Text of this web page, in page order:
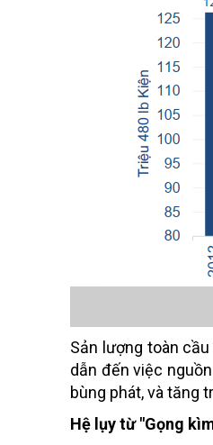
Sản lượng toàn
dẫn đến việc
bùng phát, và tăng
Hệ lụy từ "Gọng